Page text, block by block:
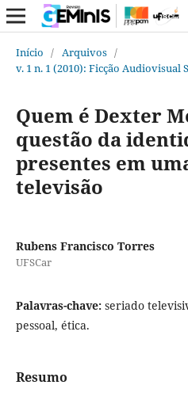
Início / Arquivos /
v. 1 n. 1 (2010): Ficção Audiovisual
Quem é Dexter
questão da
presentes em
televisão
Rubens Francisco Torres
UFSCar
Palavras-chave: seriado
pessoal, ética.
Resumo